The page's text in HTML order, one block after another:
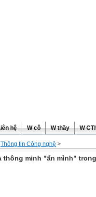
hệ W cô W thầy W
Thông tin Công nghệ >
thông minh "ẩn mình"